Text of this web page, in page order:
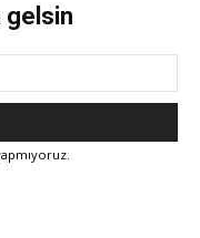
gelsin